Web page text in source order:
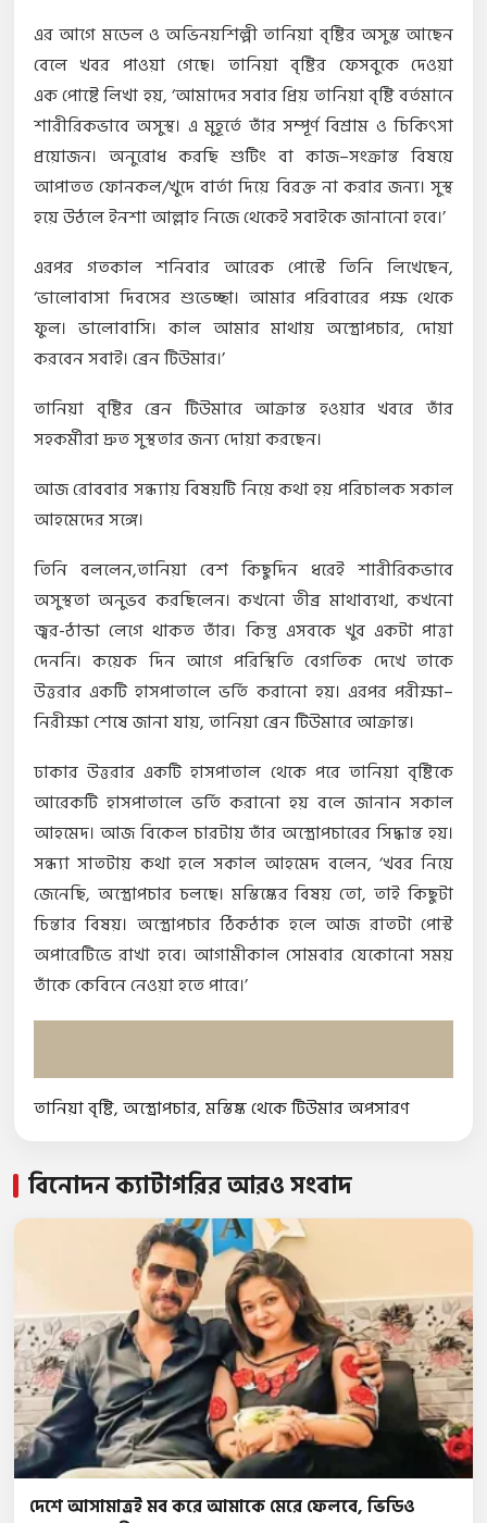
এর আগে মডেল ও অভিনয়শিল্পী তানিয়া বৃষ্টির অসুস্ত আছেন
বেলে খবর পাওয়া গেছে। তানিয়া বৃষ্টির ফেসবুকে দেওয়া
এক পোষ্টে লিখা হয়, ‘আমাদের সবার প্রিয় তানিয়া বৃষ্টি বর্তমানে
শারীরিকভাবে অসুস্থ। এ মুহূর্তে তাঁর সম্পূর্ণ বিশ্রাম ও চিকিৎসা
প্রয়োজন। অনুরোধ করছি শুটিং বা কাজ–সংক্রান্ত বিষয়ে
আপাতত ফোনকল/খুদে বার্তা দিয়ে বিরক্ত না করার জন্য। সুস্থ
হয়ে উঠলে ইনশা আল্লাহ নিজে থেকেই সবাইকে জানানো হবে।’
এরপর গতকাল শনিবার আরেক পোস্টে তিনি লিখেছেন,
‘ভালোবাসা দিবসের শুভেচ্ছা। আমার পরিবারের পক্ষ থেকে
ফুল। ভালোবাসি। কাল আমার মাথায় অস্ত্রোপচার, দোয়া
করবেন সবাই। ব্রেন টিউমার।’
তানিয়া বৃষ্টির ব্রেন টিউমারে আক্রান্ত হওয়ার খবরে তাঁর
সহকর্মীরা দ্রুত সুস্থতার জন্য দোয়া করছেন।
আজ রোববার সন্ধ্যায় বিষয়টি নিয়ে কথা হয় পরিচালক সকাল
আহমেদের সঙ্গে।
তিনি বললেন,তানিয়া বেশ কিছুদিন ধরেই শারীরিকভাবে
অসুস্থতা অনুভব করছিলেন। কখনো তীব্র মাথাব্যথা, কখনো
জ্বর-ঠান্ডা লেগে থাকত তাঁর। কিন্তু এসবকে খুব একটা পাত্তা
দেননি। কয়েক দিন আগে পরিস্থিতি বেগতিক দেখে তাকে
উত্তরার একটি হাসপাতালে ভর্তি করানো হয়। এরপর পরীক্ষা–
নিরীক্ষা শেষে জানা যায়, তানিয়া ব্রেন টিউমারে আক্রান্ত।
ঢাকার উত্তরার একটি হাসপাতাল থেকে পরে তানিয়া বৃষ্টিকে
আরেকটি হাসপাতালে ভর্তি করানো হয় বলে জানান সকাল
আহমেদ। আজ বিকেল চারটায় তাঁর অস্ত্রোপচারের সিদ্ধান্ত হয়।
সন্ধ্যা সাতটায় কথা হলে সকাল আহমেদ বলেন, ‘খবর নিয়ে
জেনেছি, অস্ত্রোপচার চলছে। মস্তিষ্কের বিষয় তো, তাই কিছুটা
চিন্তার বিষয়। অস্ত্রোপচার ঠিকঠাক হলে আজ রাতটা পোস্ট
অপারেটিভে রাখা হবে। আগামীকাল সোমবার যেকোনো সময়
তাঁকে কেবিনে নেওয়া হতে পারে।’
তানিয়া বৃষ্টি,অস্ত্রোপচার,মস্তিষ্ক থেকে টিউমার অপসারণ
বিনোদন ক্যাটাগরির আরও সংবাদ
দেশে আসামাত্রই মব করে আমাকে মেরে ফেলবে, ভিডিও